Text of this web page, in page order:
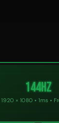
144Hz
1920 × 1080 • 1ms •